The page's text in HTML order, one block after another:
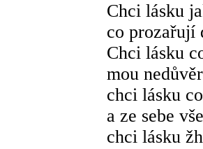
Chci lásku
co prozařují
Chci lásku
mou
chci lásku
a ze sebe
chci lásku